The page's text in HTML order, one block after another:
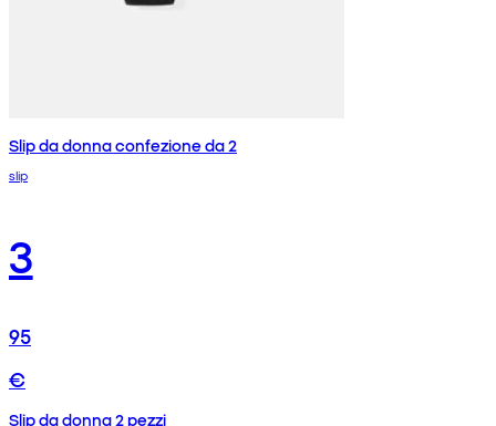
Slip da donna confezione da 2
slip
3
95
€
Slip da donna 2 pezzi